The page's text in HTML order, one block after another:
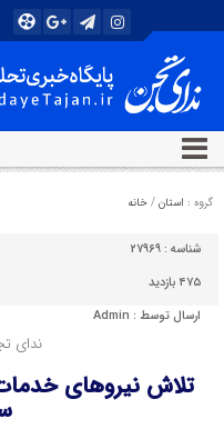
گروه : استان / خانه
شناسه : ۲۷۹۶۹
۴۷۵ بازدید
ارسال توسط : Admin
ندای
تلاش نیروهای